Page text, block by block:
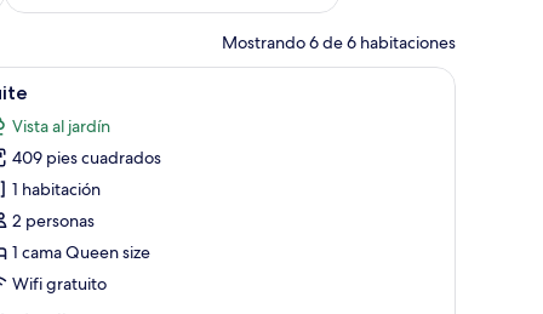
Mostrando 6 de 6 habitaciones
una silla, un ventanal con cortinas y una mesita de noche con lámpara.
Un dormitorio con una cama grande,
9
Vista al jardín
409 pies cuadrados
1 habitación
2 personas
1 cama Queen size
Wifi gratuito